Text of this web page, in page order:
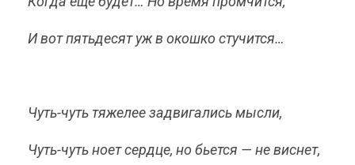
И вот пятьдесят уж в окошко стучится…
Чуть-чуть тяжелее задвигались мысли,
Чуть-чуть ноет сердце, но бьется — не виснет,